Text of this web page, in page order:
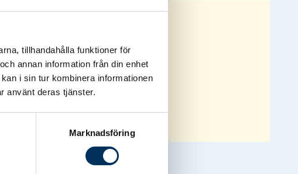
tillhandahålla funktioner för
annan information från din enhet
i sin tur kombinera informationen
använt deras tjänster.
Marknadsföring
eller logga in.